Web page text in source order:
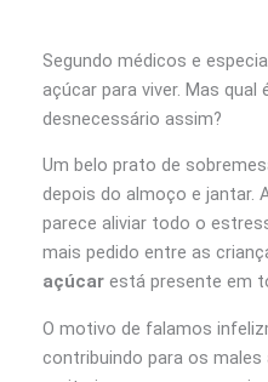
Segundo médicos e
açúcar para viver. Mas
desnecessário assim?
Um belo prato de
depois do almoço e jantar.
parece aliviar todo o
mais pedido entre as
açúcar está presente em
O motivo de falamos
contribuindo para os